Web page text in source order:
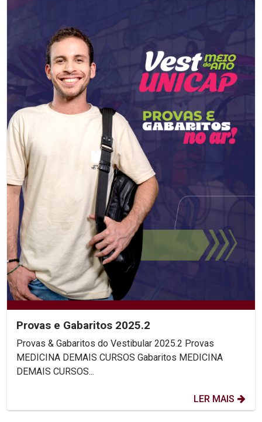
Provas e Gabaritos 2025.2
Provas & Gabaritos do Vestibular 2025.2 Provas
MEDICINA DEMAIS CURSOS Gabaritos MEDICINA
DEMAIS CURSOS...
LER MAIS